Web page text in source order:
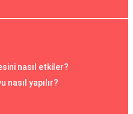
nasıl etkiler?
yapılır?